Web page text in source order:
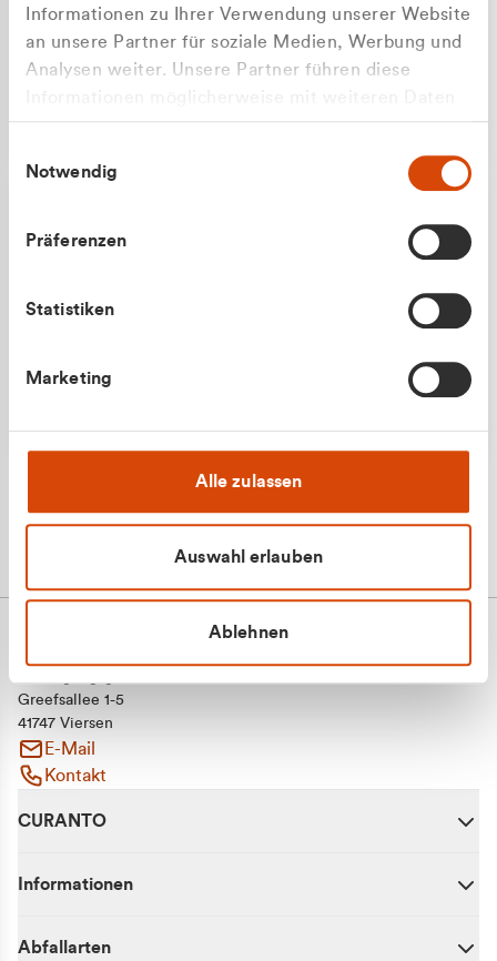
Informationen zu Ihrer Verwendung unserer Website
an unsere Partner für soziale Medien, Werbung und
Analysen weiter. Unsere Partner führen diese
gesammelt haben.
Notwendig
Präferenzen
Statistiken
Marketing
Alle zulassen
Auswahl erlauben
Ablehnen
Apilash Balanesan
Greefsallee 1-5
41747 Viersen
E-Mail
Kontakt
CURANTO
Informationen
Abfallarten